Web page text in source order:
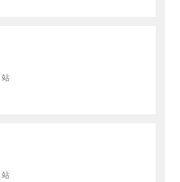
站
站